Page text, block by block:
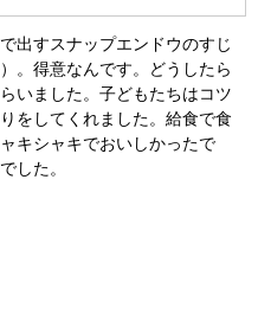
出すスナップエンドウのすじ
。得意なんです。どうしたら
いました。子どもたちはコツ
をしてくれました。給食で食
キシャキでおいしかったで
した。